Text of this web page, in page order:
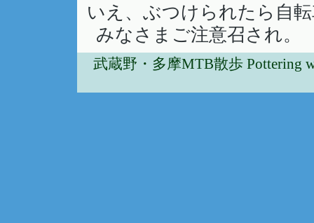
いえ、ぶつけられたら自
みなさまご注意召され。
武蔵野・多摩MTB散歩 Pottering